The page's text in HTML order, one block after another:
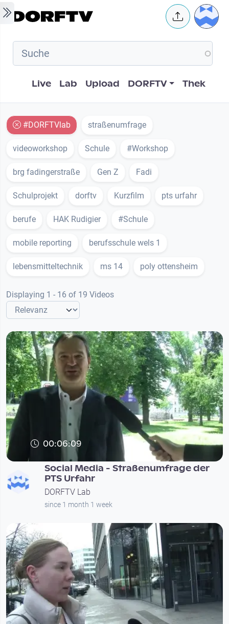
Skip to main content User
Hauptnavigation
Live Lab Upload DORFTV Thek
#DORFTVlab straßenumfrage
videoworkshop Schule #Workshop
brg fadingerstraße Gen Z Fadi
Schulprojekt dorftv Kurzfilm pts urfahr
berufe HAK Rudigier #Schule
mobile reporting berufsschule wels 1
lebensmitteltechnik ms 14 poly ottensheim
Displaying 1 - 16 of 19 Videos
00:06:09
Social Media - Straßenumfrage der
PTS Urfahr
DORFTV Lab
since 1 month 1 week